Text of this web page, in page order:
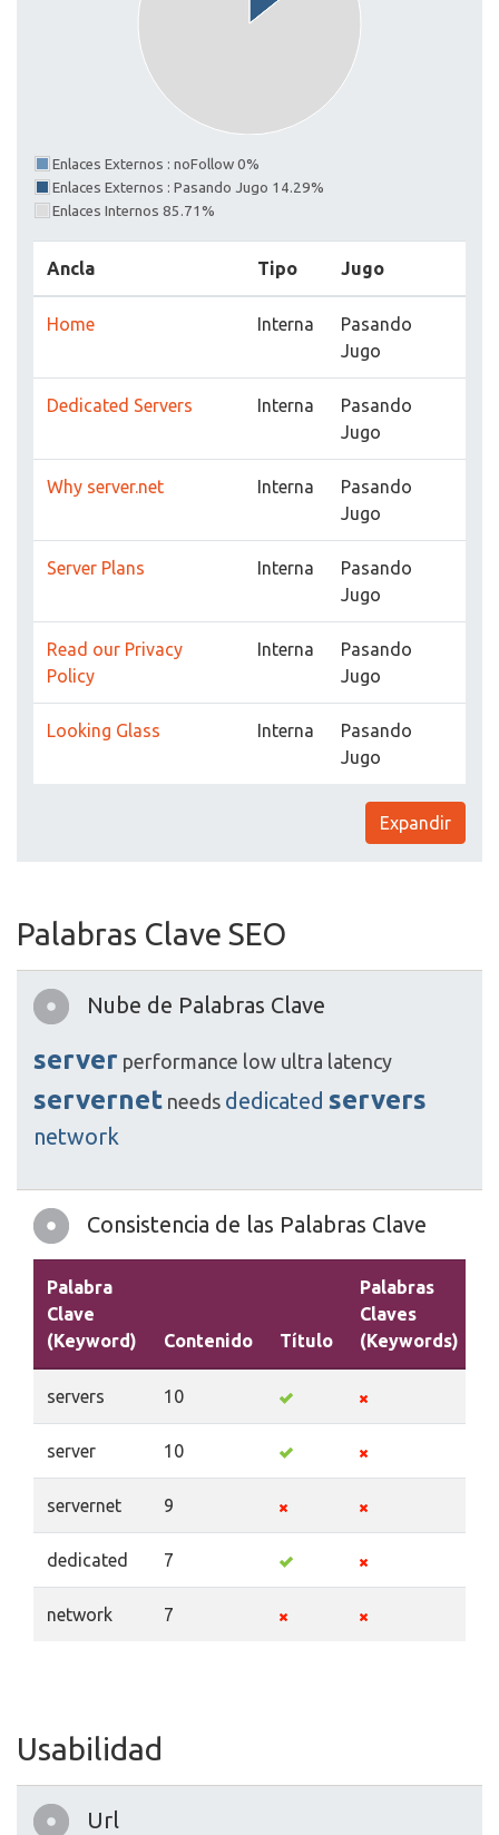
Enlaces Externos : noFollow 0%
Enlaces Externos : Pasando Jugo 14.29%
Enlaces Internos 85.71%
Ancla Tipo Jugo
Home Interna
Pasando
Jugo
Dedicated Servers Interna
Pasando
Jugo
Why server.net Interna
Pasando
Jugo
Server Plans Interna
Pasando
Jugo
Read our Privacy
Policy
Interna
Pasando
Jugo
Looking Glass Interna
Pasando
Jugo
Expandir
Palabras Clave SEO
Nube de Palabras Clave
server performance low ultra latency
servernet needs dedicated servers
network
Consistencia de las Palabras Clave
Palabra
Clave
(Keyword)
Contenido Título
Palabras
Claves
(Keywords)
servers 10
server 10
servernet 9
dedicated 7
network 7
Usabilidad
Url